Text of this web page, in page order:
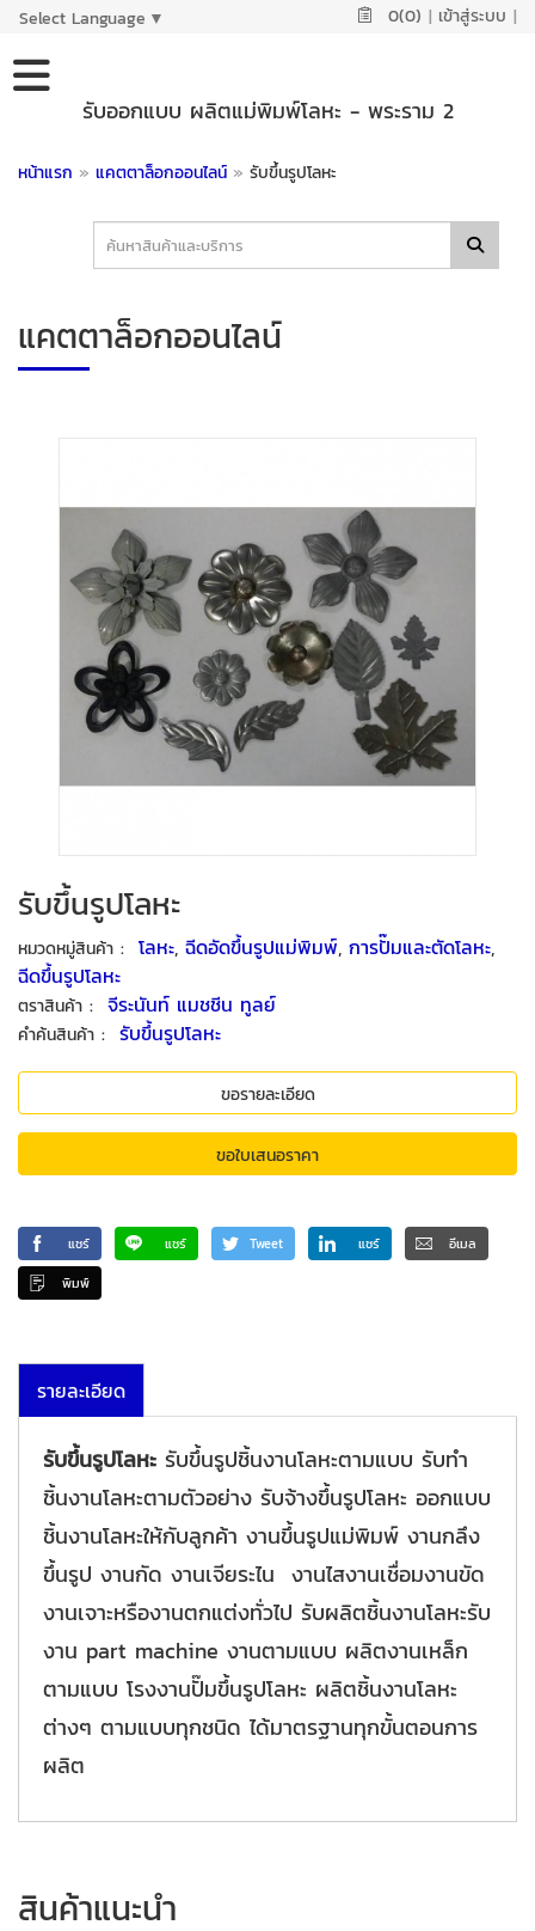
Select Language ▼ 0(0) | เข้าสู่ระบบ |
รับออกแบบ ผลิตแม่พิมพ์โลหะ - พระราม 2
หน้าแรก » แคตตาล็อกออนไลน์ » รับขึ้นรูปโลหะ
แคตตาล็อกออนไลน์
รับขึ้นรูปโลหะ
หมวดหมู่สินค้า : โลหะ, ฉีดอัดขึ้นรูปแม่พิมพ์, การปั๊มและตัดโลหะ,
ฉีดขึ้นรูปโลหะ
ตราสินค้า : จีระนันท์ แมชชีน ทูลย์
คำค้นสินค้า : รับขึ้นรูปโลหะ
ขอรายละเอียด
ขอใบเสนอราคา
แชร์ แชร์ Tweet แชร์ อีเมล
พิมพ์
รายละเอียด
รับขึ้นรูปโลหะ รับขึ้นรูปชิ้นงานโลหะตามแบบ รับทำ
ชิ้นงานโลหะตามตัวอย่าง รับจ้างขึ้นรูปโลหะ ออกแบบ
ชิ้นงานโลหะให้กับลูกค้า งานขึ้นรูปแม่พิมพ์ งานกลึง
ขึ้นรูป งานกัด งานเจียระไน งานไสงานเชื่อมงานขัด
งานเจาะหรืองานตกแต่งทั่วไป รับผลิตชิ้นงานโลหะรับ
งาน part machine งานตามแบบ ผลิตงานเหล็ก
ตามแบบ โรงงานปั๊มขึ้นรูปโลหะ ผลิตชิ้นงานโลหะ
ต่างๆ ตามแบบทุกชนิด ได้มาตรฐานทุกขั้นตอนการ
ผลิต
สินค้าแนะนำ